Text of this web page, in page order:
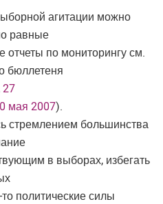
агитации можно
равные
по мониторингу см.
бюллетеня
27
мая 2007).
стремлением большинства
в выборах, избегать
политические силы